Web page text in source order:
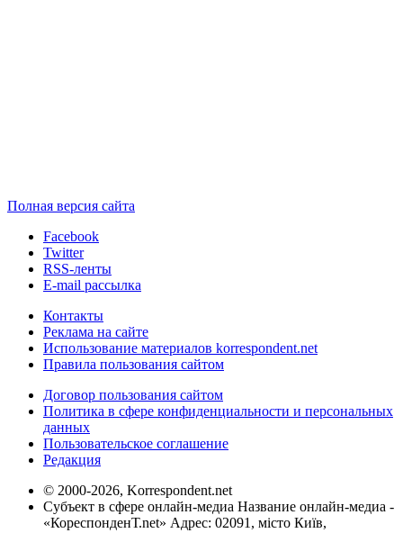
Полная версия сайта
Facebook
Twitter
RSS-ленты
E-mail рассылка
Контакты
Реклама на сайте
Использование материалов korrespondent.net
Правила пользования сайтом
Договор пользования сайтом
Политика в сфере конфиденциальности и персональных
данных
Пользовательское соглашение
Редакция
© 2000-2026, Korrespondent.net
Субъект в сфере онлайн-медиа Название онлайн-медиа -
«КореспонденТ.net» Адрес: 02091, місто Київ,